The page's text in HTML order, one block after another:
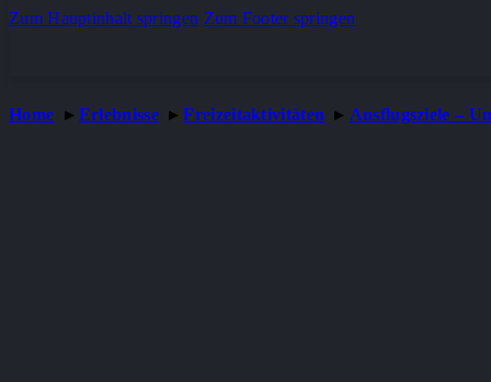
Zum Hauptinhalt springen Zum Footer springen
Home Erlebnisse Freizeitaktivitäten Ausflugsziele –